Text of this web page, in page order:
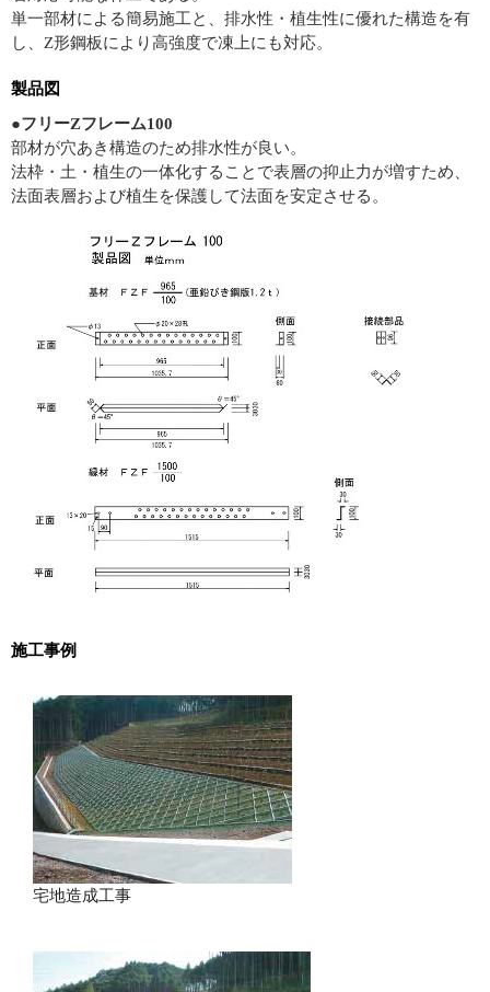
単一部材による簡易施工と、排水性・植生性に優れた構造を有
し、Z形鋼板により高強度で凍上にも対応。
製品図
●フリーZフレーム100
部材が穴あき構造のため排水性が良い。
法枠・土・植生の一体化することで表層の抑止力が増すため、
法面表層および植生を保護して法面を安定させる。
施工事例
宅地造成工事